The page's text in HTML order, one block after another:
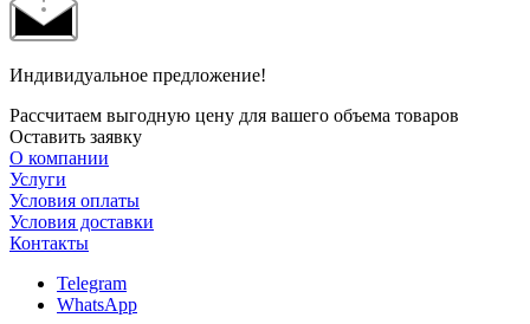
Индивидуальное предложение!
Рассчитаем выгодную цену для вашего объема товаров
Оставить заявку
О компании
Услуги
Условия оплаты
Условия доставки
Контакты
Telegram
WhatsApp